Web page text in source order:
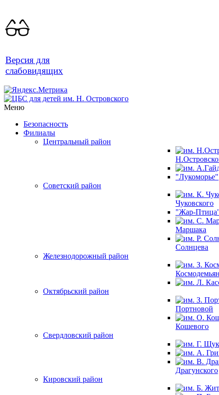
Версия для
слабовидящих
Меню
Безопасность
Филиалы
Центральный район
"Лукоморье"
Советский район
Чуковского
"Жар-
Маршака
Солнцева
Железнодорожный район
Октябрьский район
Портновой
Кошевого
Свердловский район
Драгунского
Кировский район